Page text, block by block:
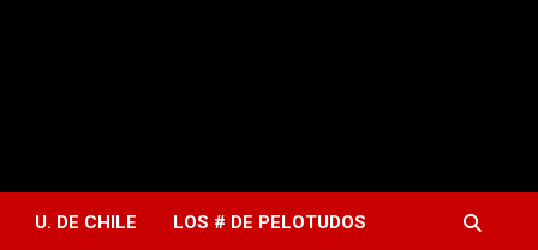
U. DE CHILE LOS # DE PELOTUDOS